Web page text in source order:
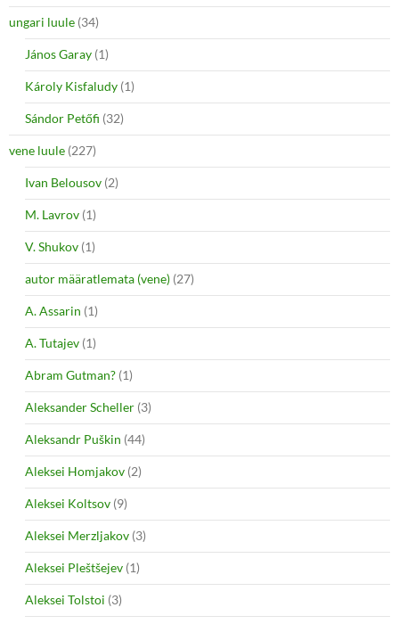
ungari luule (34)
János Garay (1)
Károly Kisfaludy (1)
Sándor Petőfi (32)
vene luule (227)
Ivan Belousov (2)
M. Lavrov (1)
V. Shukov (1)
autor määratlemata (vene) (27)
A. Assarin (1)
A. Tutajev (1)
Abram Gutman? (1)
Aleksander Scheller (3)
Aleksandr Puškin (44)
Aleksei Homjakov (2)
Aleksei Koltsov (9)
Aleksei Merzljakov (3)
Aleksei Pleštšejev (1)
Aleksei Tolstoi (3)